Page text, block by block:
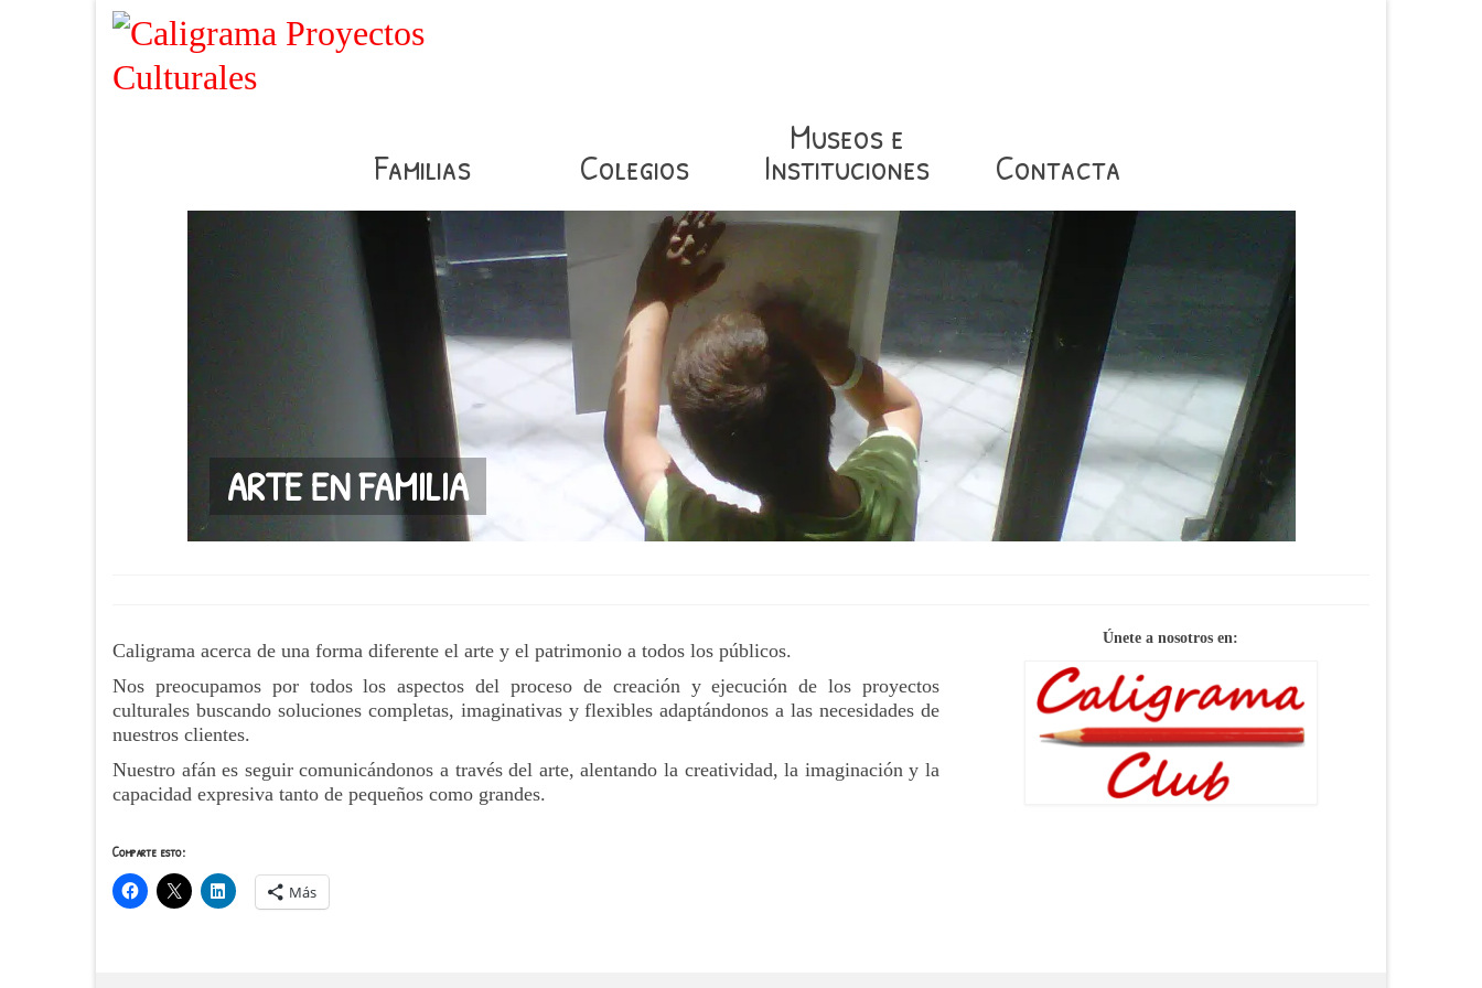
Familias Colegios
Museos e
Instituciones Contacta
ARTE EN FAMILIA
Caligrama acerca de una forma diferente el arte y el patrimonio a todos los públicos.
Nos preocupamos por todos los aspectos del proceso de creación y ejecución de los proyectos
culturales buscando soluciones completas, imaginativas y flexibles adaptándonos a las necesidades de
nuestros clientes.
Nuestro afán es seguir comunicándonos a través del arte, alentando la creatividad, la imaginación y la
capacidad expresiva tanto de pequeños como grandes.
Únete a nosotros en:
Comparte esto:
Más